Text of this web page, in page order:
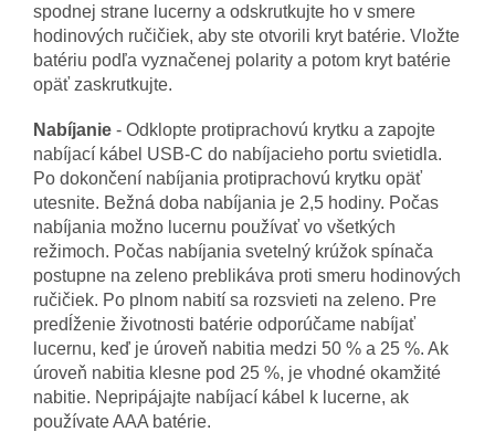
spodnej strane lucerny a odskrutkujte ho v smere
hodinových ručičiek, aby ste otvorili kryt batérie. Vložte
batériu podľa vyznačenej polarity a potom kryt batérie
opäť zaskrutkujte.
Nabíjanie - Odklopte protiprachovú krytku a zapojte
nabíjací kábel USB-C do nabíjacieho portu svietidla.
Po dokončení nabíjania protiprachovú krytku opäť
utesnite. Bežná doba nabíjania je 2,5 hodiny. Počas
nabíjania možno lucernu používať vo všetkých
režimoch. Počas nabíjania svetelný krúžok spínača
postupne na zeleno preblikáva proti smeru hodinových
ručičiek. Po plnom nabití sa rozsvieti na zeleno. Pre
predĺženie životnosti batérie odporúčame nabíjať
lucernu, keď je úroveň nabitia medzi 50 % a 25 %. Ak
úroveň nabitia klesne pod 25 %, je vhodné okamžité
nabitie. Nepripájajte nabíjací kábel k lucerne, ak
používate AAA batérie.